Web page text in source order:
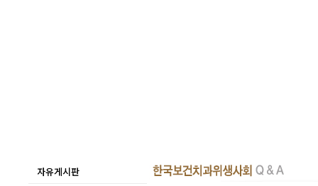
자유게시판